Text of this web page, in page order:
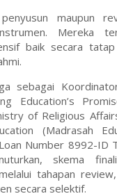
maupun
Mereka
baik secara
sebagai
Education’s
of Religious
(Madrasah
Number 8992-ID
skema
tahapan
secara selektif.